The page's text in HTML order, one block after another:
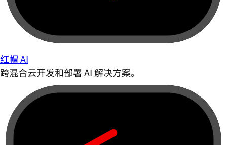
红帽 AI
跨混合云开发和部署 AI 解决方案。